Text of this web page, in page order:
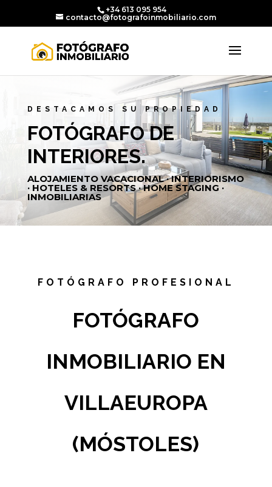
+34 613 095 954
contacto@fotografoinmobiliario.com
DESTACAMOS SU PROPIEDAD
FOTÓGRAFO DE
INTERIORES.
ALOJAMIENTO VACACIONAL · INTERIORISMO
· HOTELES & RESORTS · HOME STAGING ·
INMOBILIARIAS
FOTÓGRAFO PROFESIONAL
FOTÓGRAFO
INMOBILIARIO EN
VILLAEUROPA
(MÓSTOLES)